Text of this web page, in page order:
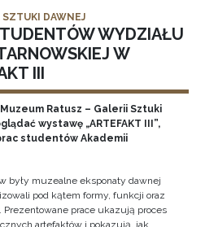
DAWNEJ
WYDZIAŁU
W
III
Ratusz – Galerii Sztuki
wystawę „ARTEFAKT III”,
studentów Akademii
były muzealne eksponaty dawnej
pod kątem formy, funkcji oraz
Prezentowane prace ukazują proces
artefaktów i pokazują, jak